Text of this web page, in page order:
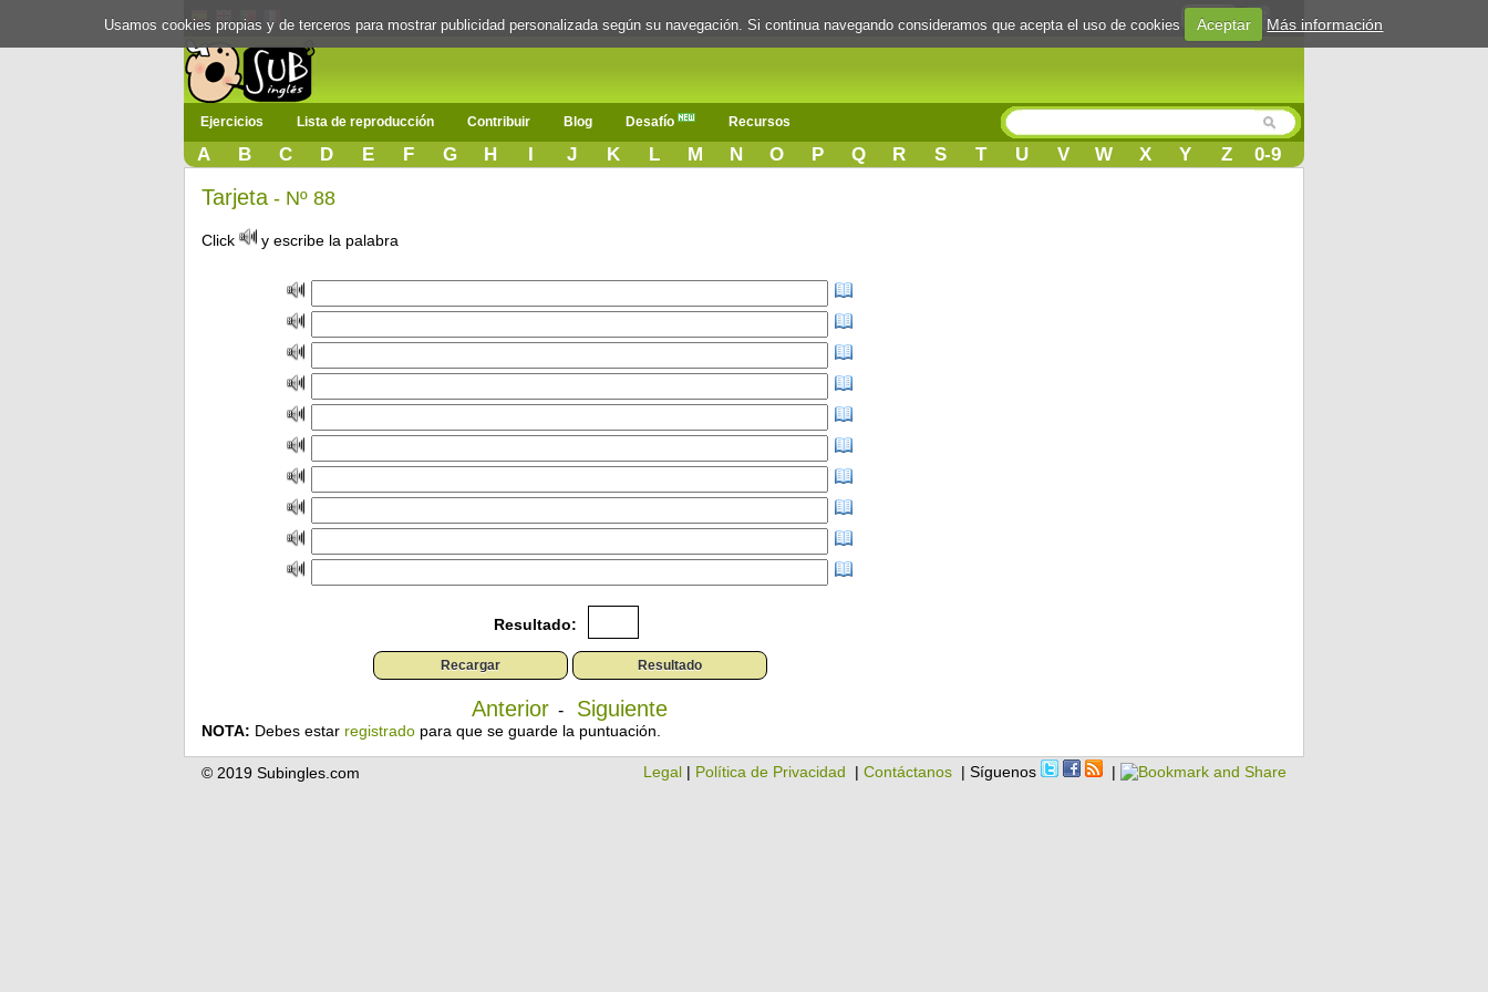
Login
Ejercicios Lista de reproducción Contribuir Blog Desafío Recursos
A B C D E F G H I J K L M N O P Q R S T U V W X Y Z 0-9
Tarjeta- Nº 88
Click y escribe la palabra
Resultado:
Anterior - Siguiente
NOTA: Debes estar registrado para que se guarde la puntuación.
Legal | Política de Privacidad | Contáctanos | Síguenos |
© 2019 Subingles.com
Usamos cookies propias y de terceros para mostrar publicidad personalizada según su navegación. Si continua navegando consideramos que acepta el uso de cookies Aceptar Más información